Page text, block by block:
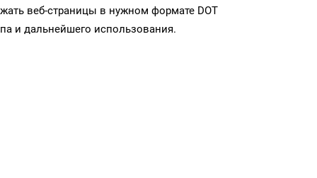
веб-страницы в нужном формате DOT
и дальнейшего использования.